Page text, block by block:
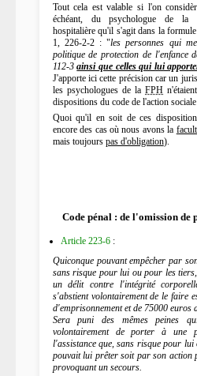
Tout cela est valable si l'on
échéant, du psychologue de la
hospitalière qu'il s'agit dans la
1, 226-2-2 : "les personnes qui
politique de protection de l'enfance
112-3ainsi que celles qui lui
J'apporte ici cette précision car un
les psychologues de laFPH
dispositions du code de l'action
Quoi qu'il en soit de ces
encore des cas où nous avons la
mais toujours pas d'obligation).
Code pénal : de l'omission de
Article 223-6:
Quiconque pouvant empêcher par
sans risque pour lui ou pour les
un délit contre l'intégrité
s'abstient volontairement de le faire
d'emprisonnement et de 75000 euros
Sera puni des mêmes peines
volontairement de porter à une
l'assistance que, sans risque pour
pouvait lui prêter soit par son action
provoquant un secours.